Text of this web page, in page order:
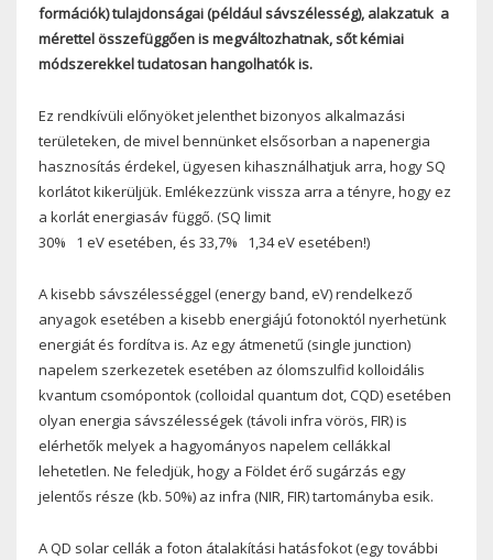
formációk) tulajdonságai (például sávszélesség), alakzatuk a
mérettel összefüggően is megváltozhatnak, sőt kémiai
módszerekkel tudatosan hangolhatók is.
Ez rendkívüli előnyöket jelenthet bizonyos alkalmazási
területeken, de mivel bennünket elsősorban a napenergia
hasznosítás érdekel, ügyesen kihasználhatjuk arra, hogy SQ
korlátot kikerüljük. Emlékezzünk vissza arra a tényre, hogy ez
a korlát energiasáv függő. (SQ limit
30%
1 eV esetében, és 33,7% 1,34 eV esetében!)
A kisebb sávszélességgel (energy band, eV) rendelkező
anyagok esetében a kisebb energiájú fotonoktól nyerhetünk
energiát és fordítva is. Az egy átmenetű (single junction)
napelem szerkezetek esetében az ólomszulfid kolloidális
kvantum csomópontok (colloidal quantum dot, CQD) esetében
olyan energia sávszélességek (távoli infra vörös, FIR) is
elérhetők melyek a hagyományos napelem cellákkal
lehetetlen. Ne feledjük, hogy a Földet érő sugárzás egy
jelentős része (kb. 50%) az infra (NIR, FIR) tartományba esik.
A QD solar cellák a foton átalakítási hatásfokot (egy további